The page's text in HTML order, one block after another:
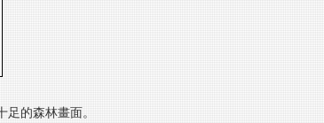
的森林畫面。